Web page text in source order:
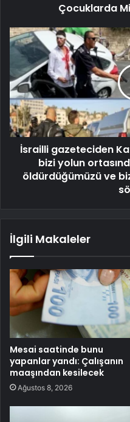
Çocuklarda
İsrailli gazeteciden
bizi yolun
öldürdüğümüzü ve
İlgili Makaleler
Mesai saatinde bunu
yapanlar yandı: Çalışanın
maaşından kesilecek
Ağustos 8, 2026